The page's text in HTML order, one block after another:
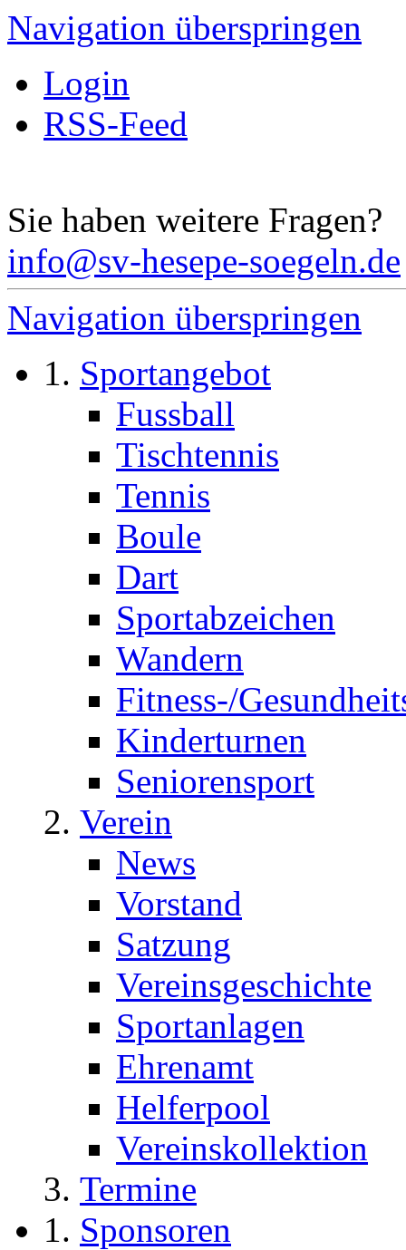
Navigation überspringen
Login
RSS-Feed
Sie haben weitere Fragen?
info@sv-hesepe-soegeln.de
Navigation überspringen
Sportangebot
Fussball
Tischtennis
Tennis
Boule
Dart
Sportabzeichen
Wandern
Fitness-/
Kinderturnen
Seniorensport
Verein
News
Vorstand
Satzung
Vereinsgeschichte
Sportanlagen
Ehrenamt
Helferpool
Vereinskollektion
Termine
Sponsoren